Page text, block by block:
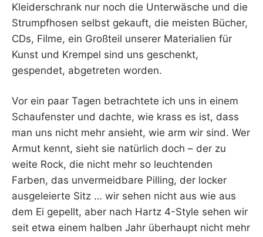
Kleiderschrank nur noch die Unterwäsche und die
Strumpfhosen selbst gekauft, die meisten Bücher,
CDs, Filme, ein Großteil unserer Materialien für
Kunst und Krempel sind uns geschenkt,
gespendet, abgetreten worden.
Vor ein paar Tagen betrachtete ich uns in einem
Schaufenster und dachte, wie krass es ist, dass
man uns nicht mehr ansieht, wie arm wir sind. Wer
Armut kennt, sieht sie natürlich doch – der zu
weite Rock, die nicht mehr so leuchtenden
Farben, das unvermeidbare Pilling, der locker
ausgeleierte Sitz … wir sehen nicht aus wie aus
dem Ei gepellt, aber nach Hartz 4-Style sehen wir
seit etwa einem halben Jahr überhaupt nicht mehr